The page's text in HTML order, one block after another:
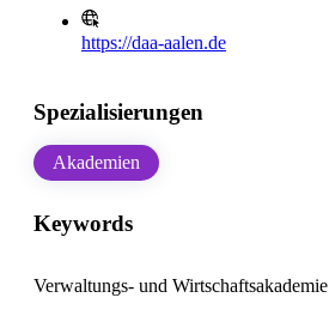
https://daa-aalen.de
Spezialisierungen
Akademien
Keywords
Verwaltungs- und Wirtschaftsakademie